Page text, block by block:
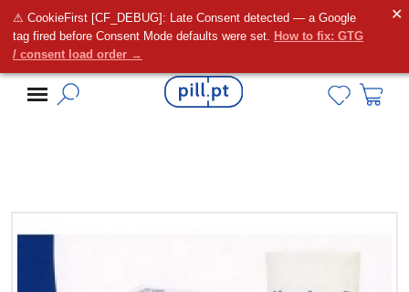
⚠ CookieFirst [CF_DEBUG]: Late Consent detected — a Google
tag fired before Consent Mode defaults were set. How to fix: GTG
/ consent load order →
✕
Alguma dúvida?